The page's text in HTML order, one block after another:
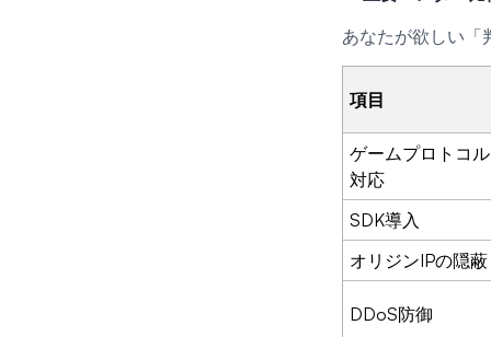
あなたが欲しい「
項目
ゲームプロトコル
対応
SDK導入
オリジンIPの隠蔽
DDoS防御